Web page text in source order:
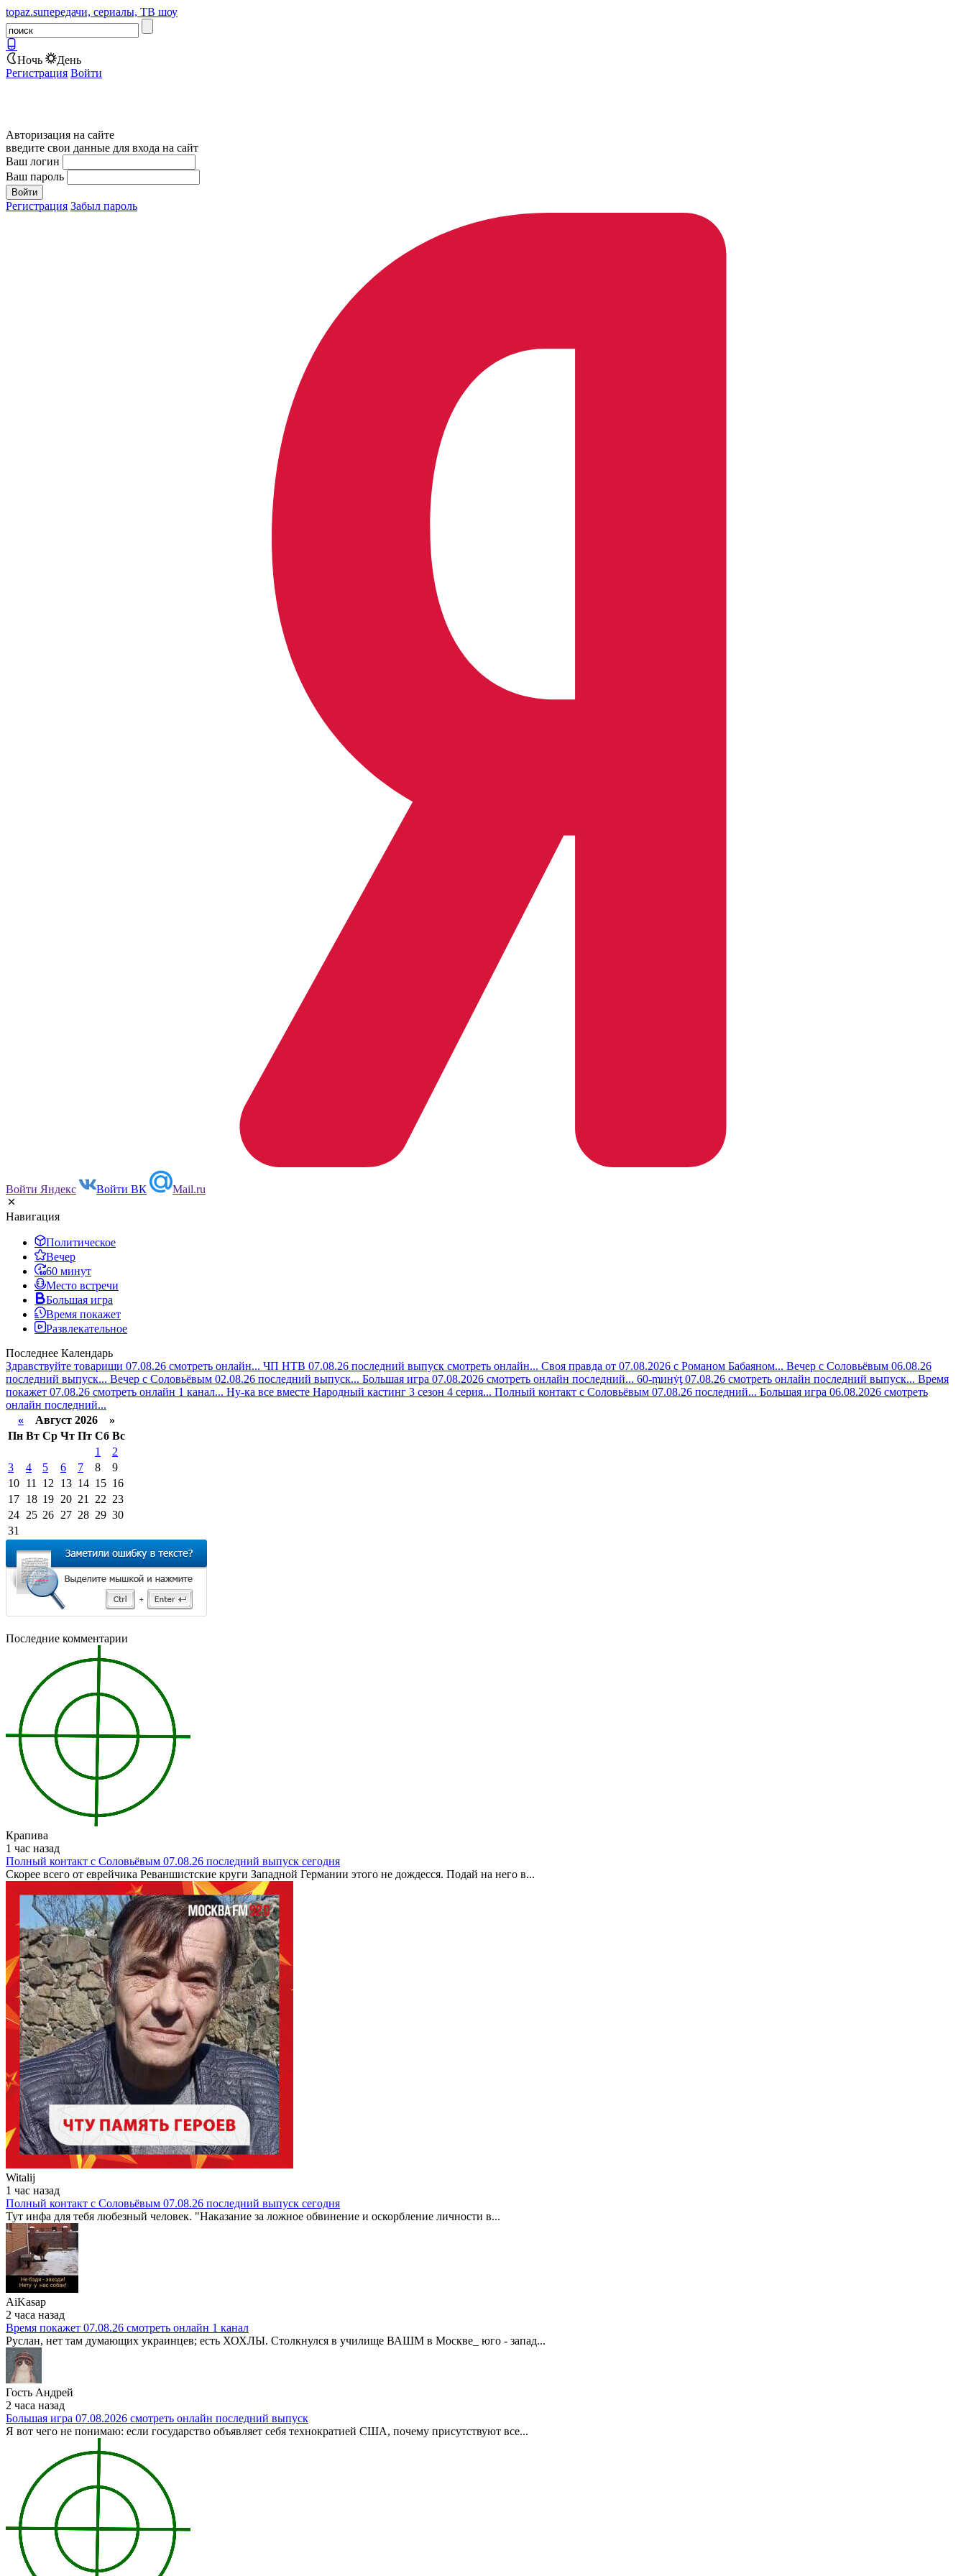
topaz.suпередачи, сериалы, ТВ шоу
Ночь
День
Регистрация Войти
Авторизация на сайте
введите свои данные для входа на сайт
Ваш логин
Ваш пароль
Регистрация Забыл пароль
Войти Яндекс Войти ВК Mail.ru
Навигация
Политическое
Вечер
60 минут
Место встречи
Большая игра
Время покажет
Развлекательное
Последнее Календарь
Здравствуйте товарищи 07.08.26 смотреть онлайн... ЧП НТВ 07.08.26 последний выпуск смотреть онлайн... Своя правда от 07.08.2026 с Романом Бабаяном... Вечер с Соловьёвым 06.08.26
последний выпуск... Вечер с Соловьёвым 02.08.26 последний выпуск... Большая игра 07.08.2026 смотреть онлайн последний... 60-ṃинẏƫ 07.08.26 смотреть онлайн последний выпуск... Время
покажет 07.08.26 смотреть онлайн 1 канал... Ну-ка все вместе Народный кастинг 3 сезон 4 серия... Полный контакт с Соловьёвым 07.08.26 последний... Большая игра 06.08.2026 смотреть
онлайн последний...
« Август 2026 »
Пн Вт Ср Чт Пт Сб Вс
1
2
3
4 5 6 7 8
9
10 11 12 13 14 15 16
17 18 19 20 21 22 23
24 25 26 27 28 29 30
31
Последние комментарии
Крапива
1 час назад
Полный контакт с Соловьёвым 07.08.26 последний выпуск сегодня
Скорее всего от еврейчика Реваншистские круги Западной Германии этого не дождесся. Подай на него в...
Witalij
1 час назад
Полный контакт с Соловьёвым 07.08.26 последний выпуск сегодня
Тут инфа для тебя любезный человек. "Наказание за ложное обвинение и оскорбление личности в...
AiKasap
2 часа назад
Время покажет 07.08.26 смотреть онлайн 1 канал
Руслан, нет там думающих украинцев; есть ХОХЛЫ. Столкнулся в училище ВАШМ в Москве_ юго - запад...
Гость Андрей
2 часа назад
Большая игра 07.08.2026 смотреть онлайн последний выпуск
Я вот чего не понимаю: если государство объявляет себя технократией США, почему присутствуют все...